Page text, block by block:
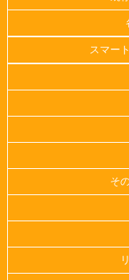
スマー
そ